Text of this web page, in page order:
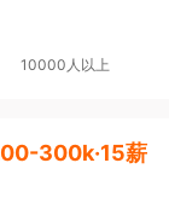
10000人以上
300k·15薪